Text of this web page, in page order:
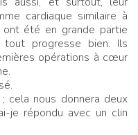
cardiaque similaire à
ont été en grande partie
progresse bien. Ils
opérations à cœur
; cela nous donnera deux
je répondu avec un clin